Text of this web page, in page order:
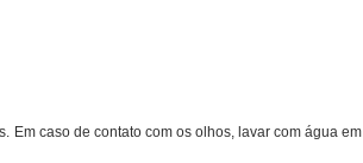
caso de contato com os olhos, lavar com água